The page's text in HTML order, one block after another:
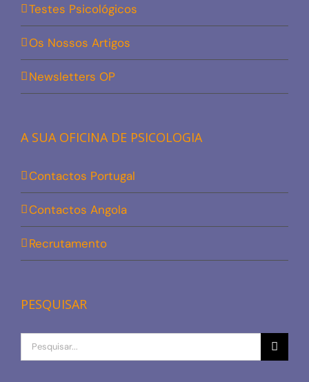
Testes Psicológicos
Os Nossos Artigos
Newsletters OP
A SUA OFICINA DE PSICOLOGIA
Contactos Portugal
Contactos Angola
Recrutamento
PESQUISAR
Procurar
por